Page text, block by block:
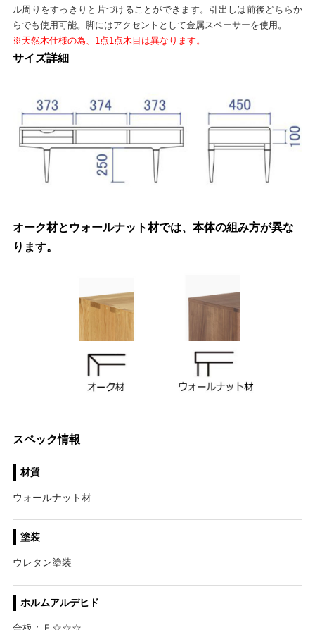
ル周りをすっきりと片づけることができます。引出しは前後どちらか
らでも使用可能。脚にはアクセントとして金属スペーサーを使用。
※天然木仕様の為、1点1点木目は異なります。
サイズ詳細
オーク材とウォールナット材では、本体の組み方が異な
ります。
スペック情報
材質
ウォールナット材
塗装
ウレタン塗装
ホルムアルデヒド
合板：Ｆ☆☆☆